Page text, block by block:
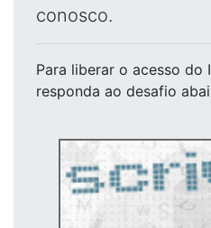
conosco.
Para liberar o acesso do
responda ao desafio